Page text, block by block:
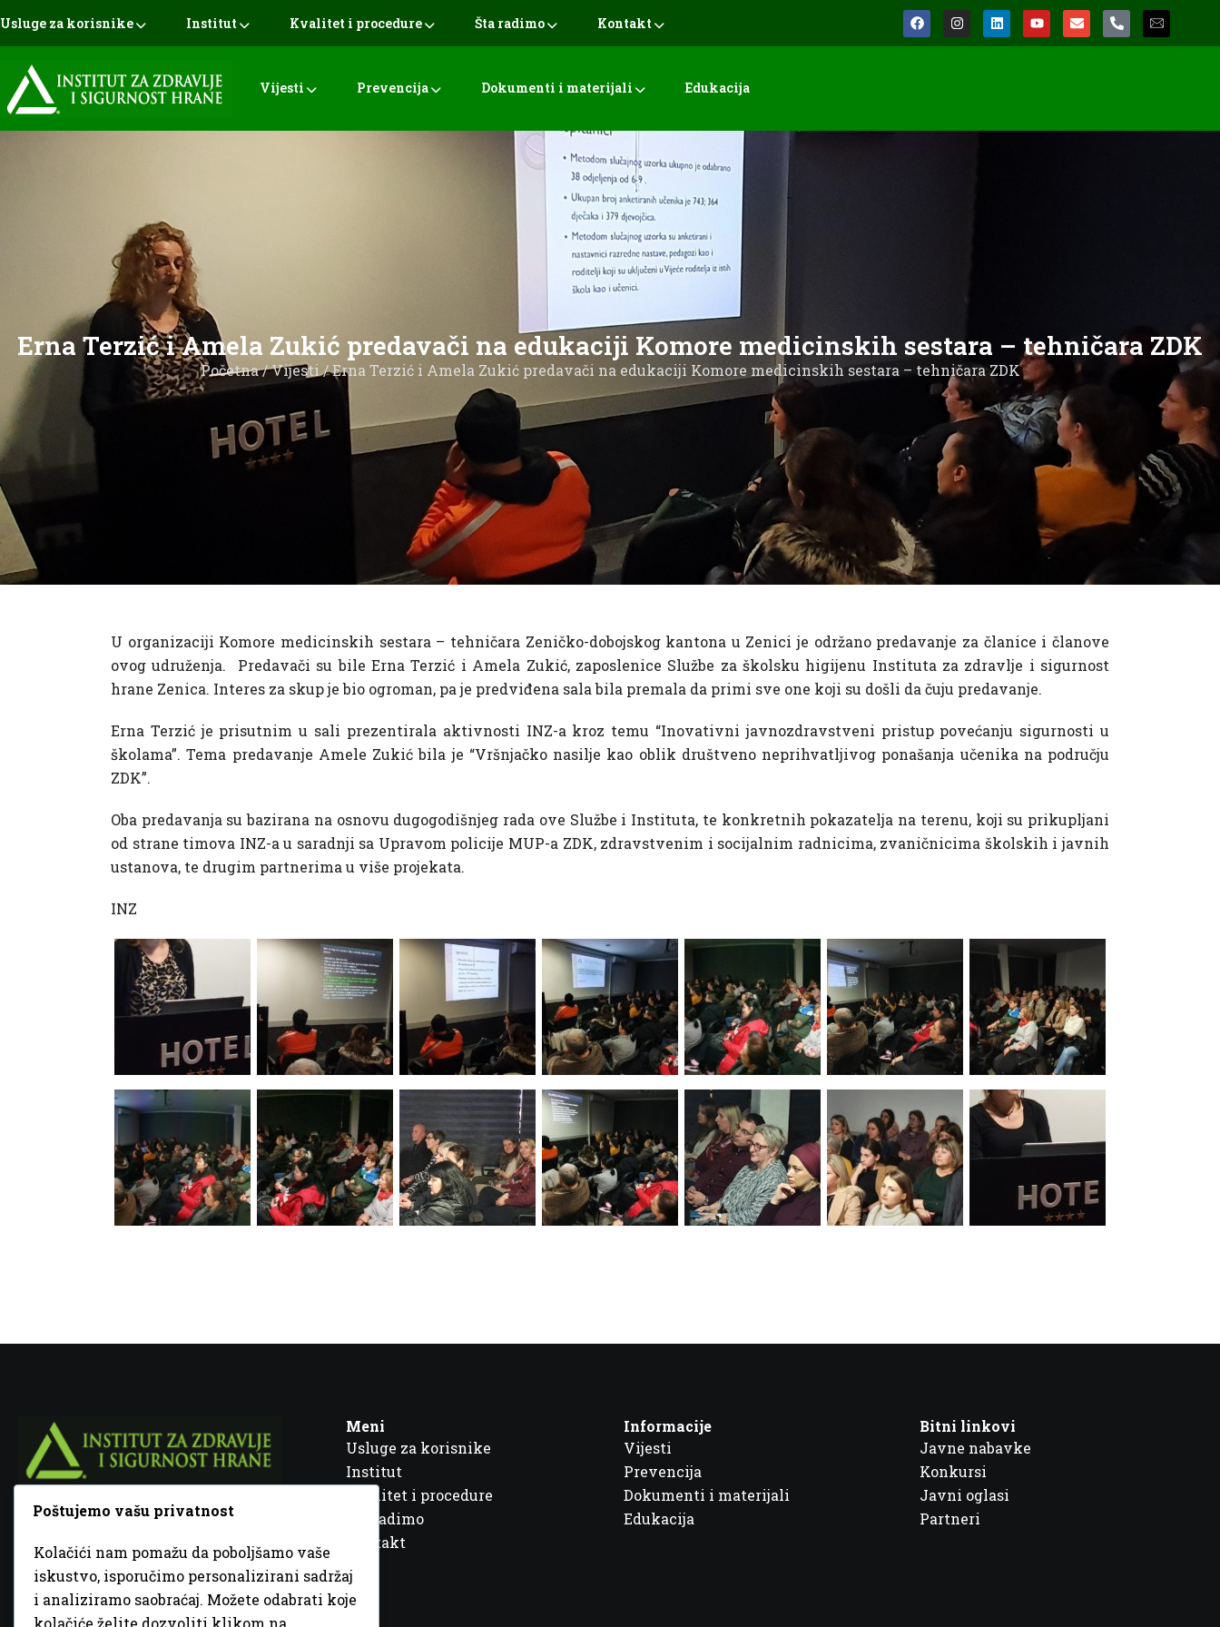
Usluge za korisnike Institut Kvalitet i procedure Šta radimo Kontakt
Vijesti Prevencija Dokumenti i materijali Edukacija
Erna Terzić i Amela Zukić predavači na edukaciji Komore medicinskih sestara – tehničara ZDK
Početna/Vijesti/ Erna Terzić i Amela Zukić predavači na edukaciji Komore medicinskih sestara – tehničara ZDK
U organizaciji Komore medicinskih sestara – tehničara Zeničko-dobojskog kantona u Zenici je održano predavanje za članice i članove
ovog udruženja. Predavači su bile Erna Terzić i Amela Zukić, zaposlenice Službe za školsku higijenu Instituta za zdravlje i sigurnost
hrane Zenica. Interes za skup je bio ogroman, pa je predviđena sala bila premala da primi sve one koji su došli da čuju predavanje.
Erna Terzić je prisutnim u sali prezentirala aktivnosti INZ-a kroz temu “Inovativni javnozdravstveni pristup povećanju sigurnosti u
školama”. Tema predavanje Amele Zukić bila je “Vršnjačko nasilje kao oblik društveno neprihvatljivog ponašanja učenika na području
ZDK”.
Oba predavanja su bazirana na osnovu dugogodišnjeg rada ove Službe i Instituta, te konkretnih pokazatelja na terenu, koji su prikupljani
od strane timova INZ-a u saradnji sa Upravom policije MUP-a ZDK, zdravstvenim i socijalnim radnicima, zvaničnicima školskih i javnih
ustanova, te drugim partnerima u više projekata.
INZ
Fra Ivana Jukića br. 2, 72000 Zenica, BiH
+387 32 448 001
info@inz.ba
Meni
Usluge za korisnike
Institut
Kvalitet i procedure
Šta radimo
Kontakt
Informacije
Vijesti
Prevencija
Dokumenti i materijali
Edukacija
Bitni linkovi
Javne nabavke
Konkursi
Javni oglasi
Partneri
Poštujemo vašu privatnost
Kolačići nam pomažu da poboljšamo vaše
iskustvo, isporučimo personalizirani sadržaj
i analiziramo saobraćaj. Možete odabrati koje
kolačiće želite dozvoliti klikom na